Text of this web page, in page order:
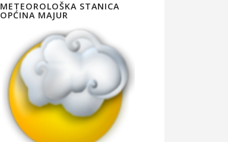
METEOROLOŠKA STANICA
OPĆINA MAJUR